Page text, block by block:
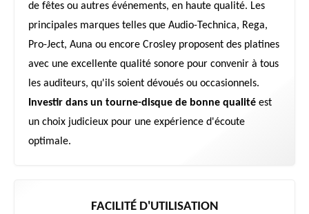
de fêtes ou autres événements, en haute qualité. Les
principales marques telles que Audio-Technica, Rega,
Pro-Ject, Auna ou encore Crosley proposent des platines
avec une excellente qualité sonore pour convenir à tous
les auditeurs, qu'ils soient dévoués ou occasionnels.
Investir dans un tourne-disque de bonne qualité est
un choix judicieux pour une expérience d'écoute
optimale.
FACILITÉ D'UTILISATION